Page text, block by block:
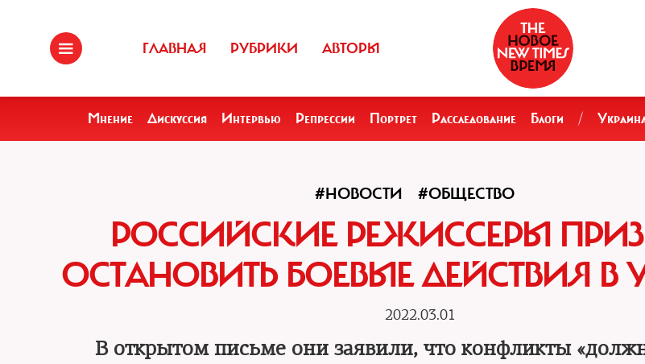
ГЛАВНАЯ РУБРИКИ АВТОРЫ
Мнение Дискуссия Интервью Репрессии Портрет Расследование Блоги /
#НОВОСТИ #ОБЩЕСТВО
РОССИЙСКИЕ РЕЖИССЕРЫ
ОСТАНОВИТЬ БОЕВЫЕ ДЕЙСТВИЯ В
2022.03.01
В открытом письме они заявили, что конфликты